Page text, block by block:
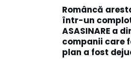
Româncă
într-un
ASASINARE a
companii care
plan a fost